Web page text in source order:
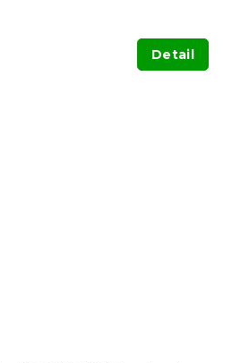
Detail